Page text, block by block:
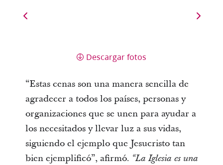
Descargar fotos
“Estas cenas son una manera sencilla de
agradecer a todos los países, personas y
organizaciones que se unen para ayudar a
los necesitados y llevar luz a sus vidas,
siguiendo el ejemplo que Jesucristo tan
bien ejemplificó”, afirmó. “La Iglesia es una